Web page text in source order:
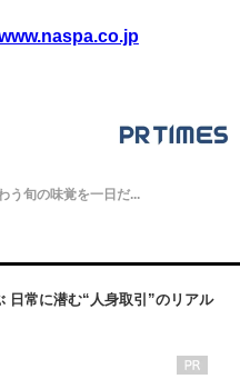
う旬の味覚を一日だ...
日常に潜む“人身取引”のリアル